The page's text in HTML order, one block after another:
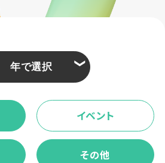
❮
イベント
その他